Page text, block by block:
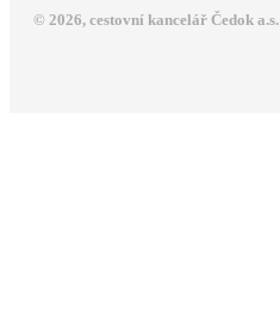
© 2026, cestovní kancelář Čedok a.s.